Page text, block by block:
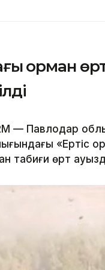
орман
— Павлодар
«Ертіс
табиғи өрт